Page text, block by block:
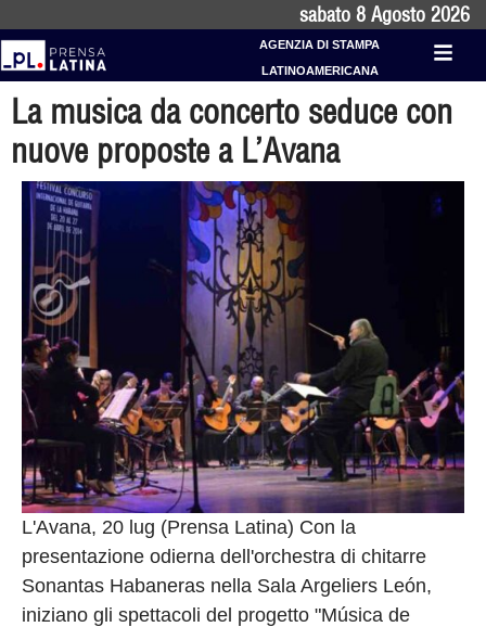
sabato 8 Agosto 2026
AGENZIA DI STAMPA
LATINOAMERICANA
La musica da concerto seduce con
nuove proposte a L’Avana
L'Avana, 20 lug (Prensa Latina) Con la
presentazione odierna dell'orchestra di chitarre
Sonantas Habaneras nella Sala Argeliers León,
iniziano gli spettacoli del progetto "Música de